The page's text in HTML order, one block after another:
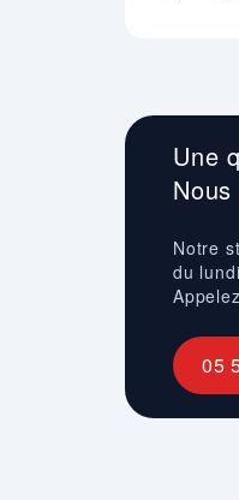
Une
Notre
du
05